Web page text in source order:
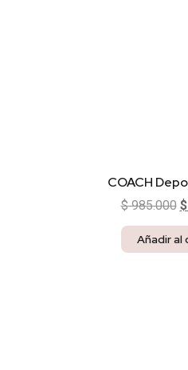
COACH
$985.000 $
Añadir al